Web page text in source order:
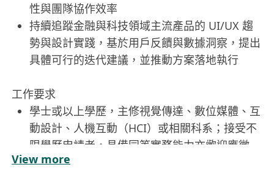
性與團隊協作效率
持續追蹤金融與科技領域主流產品的 UI/UX 趨
勢與設計實踐，基於用戶反饋與數據洞察，提出
具體可行的迭代建議，並推動方案落地執行
工作要求
學士或以上學歷，主修視覺傳達、數位媒體、互
動設計、人機互動（HCI）或相關科系；接受不
限學歷申請者，具備同等實務能力亦歡迎應徵
具備 1 年以上網路產品 UI 設計經驗，熟悉頁面
View more